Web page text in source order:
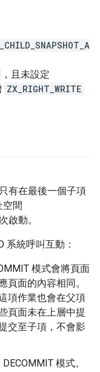
，且未設定
ZX_RIGHT_WRITE
有在最後一個子項
空間
啟動。
系統呼叫互動：
模式會將頁面
頁面的內容相同。
項作業也會在父項
頁面未在上層中提
交至子項，不會影
DECOMMIT 模式。